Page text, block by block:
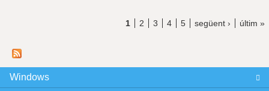
1 2 3 4 5 següent › últim »
Windows